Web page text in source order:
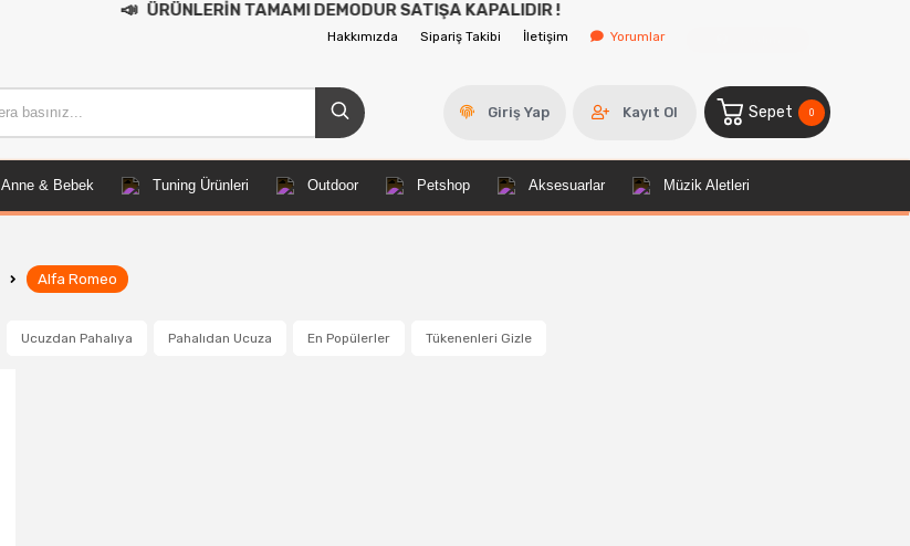
ÜRÜNLERİN TAMAMI DEMODUR SATIŞA KAPALIDIR !
Hakkımızda Sipariş Takibi İletişim Yorumlar
Giriş Yap Kayıt Ol Sepet 0
Anne & Bebek Tuning Ürünleri Outdoor Petshop Aksesuarlar Müzik Aletleri
Alfa Romeo
Ucuzdan Pahalıya Pahalıdan Ucuza En Popülerler Tükenenleri Gizle